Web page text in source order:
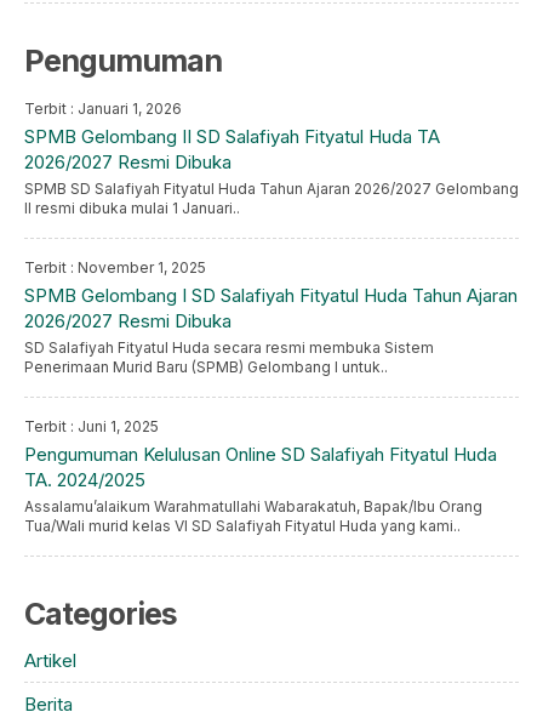
Pengumuman
Terbit : Januari 1, 2026
SPMB Gelombang II SD Salafiyah Fityatul Huda TA
2026/2027 Resmi Dibuka
SPMB SD Salafiyah Fityatul Huda Tahun Ajaran 2026/2027 Gelombang
II resmi dibuka mulai 1 Januari..
Terbit : November 1, 2025
SPMB Gelombang I SD Salafiyah Fityatul Huda Tahun Ajaran
2026/2027 Resmi Dibuka
SD Salafiyah Fityatul Huda secara resmi membuka Sistem
Penerimaan Murid Baru (SPMB) Gelombang I untuk..
Terbit : Juni 1, 2025
Pengumuman Kelulusan Online SD Salafiyah Fityatul Huda
TA. 2024/2025
Assalamu’alaikum Warahmatullahi Wabarakatuh, Bapak/Ibu Orang
Tua/Wali murid kelas VI SD Salafiyah Fityatul Huda yang kami..
Categories
Artikel
Berita